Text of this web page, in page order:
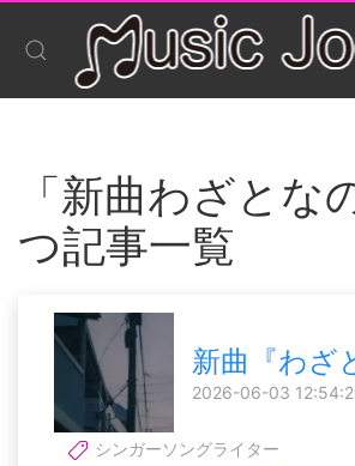
「新曲わざとな
つ記事一覧
新曲『わざ
2026-06-03
シンガーソングライター